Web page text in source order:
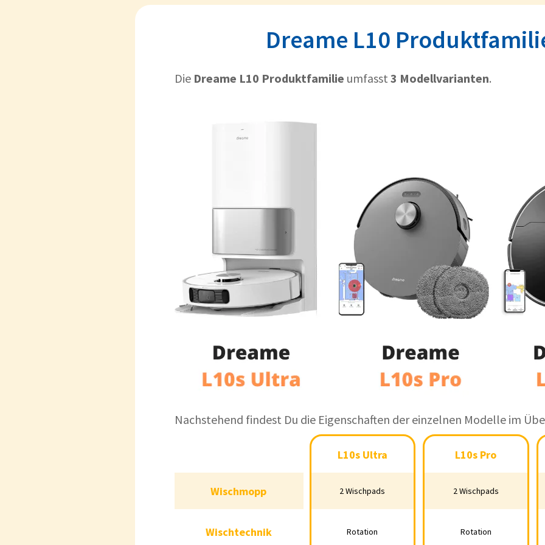
Dreame L10
Die Dreame L10 Produktfamilie umfasst 3 Modellvarianten.
Nachstehend findest Du die Eigenschaften der einzelnen Modelle im
L10s Ultra L10s Pro
Wischmopp 2 Wischpads 2 Wischpads
Wischtechnik Rotation Rotation
L10s Ultra
2 Wischpads
Rotation
L10s Pro
2 Wischpads
Rotation
Wischmopp
Wischtechnik